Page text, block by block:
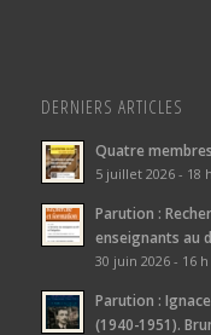
DERNIERS ARTICLES
Quatre
5 juillet 2026 - 18
Parution :
enseignants au
30 juin 2026 - 16
Parution :
(1940-1951).